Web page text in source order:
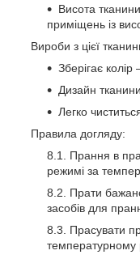
Висота
приміщень із
Вироби з цієї
Зберігає
Дизайн
Легко
Правила догляду:
Прання в
режимі за
Прати
засобів для
Прасувати
температурному